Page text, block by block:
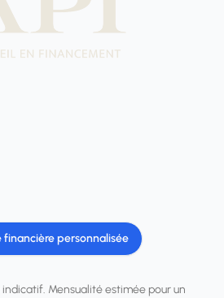
financière personnalisée
Mensualité estimée pour un